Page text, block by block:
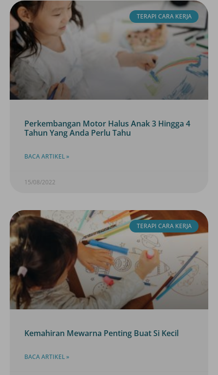
TERAPI CARA KERJA
Perkembangan Motor Halus Anak 3 Hingga 4
Tahun Yang Anda Perlu Tahu
BACA ARTIKEL »
15/08/2022
TERAPI CARA KERJA
Kemahiran Mewarna Penting Buat Si Kecil
BACA ARTIKEL »